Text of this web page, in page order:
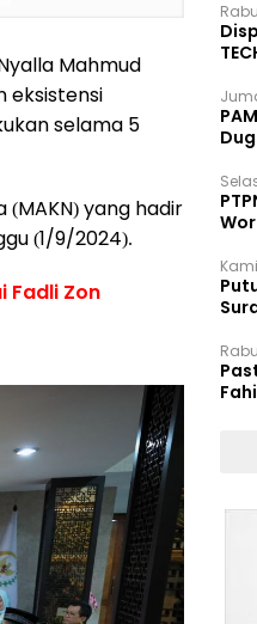
Mahmud
eksistensi
selama 5
yang hadir
(1/9/2024).
Fadli Zon